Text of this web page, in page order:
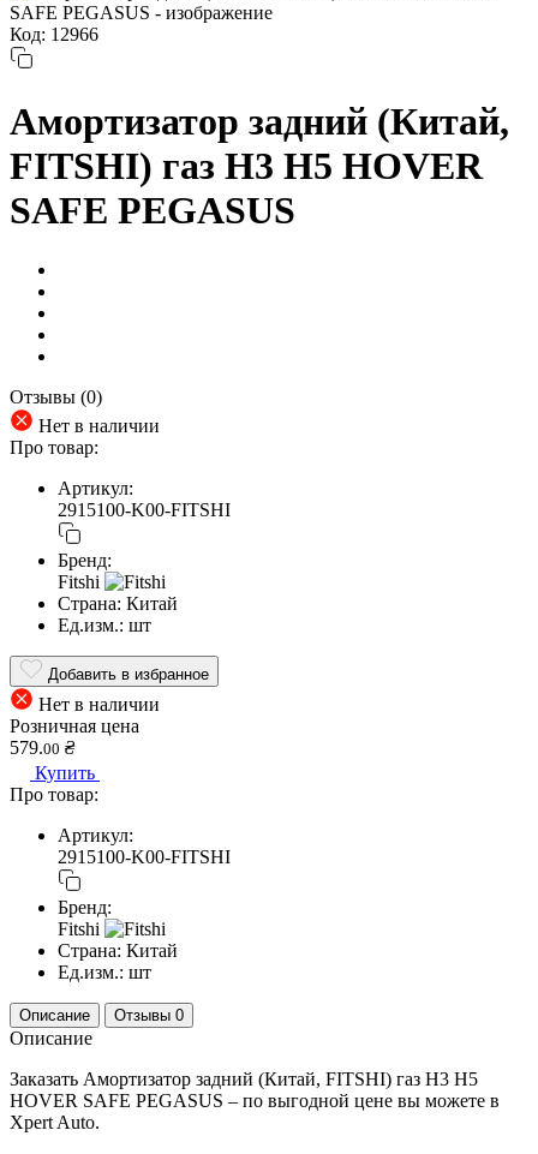
Код: 12966
Амортизатор задний (Китай,
FITSHI) газ H3 H5 HOVER
SAFE PEGASUS
Отзывы (0)
Нет в наличии
Про товар:
Артикул:
2915100-K00-FITSHI
Бренд:
Fitshi
Страна: Китай
Ед.изм.: шт
Добавить в избранное
Нет в наличии
Розничная цена
579.00 ₴
Купить
Про товар:
Артикул:
2915100-K00-FITSHI
Бренд:
Fitshi
Страна: Китай
Ед.изм.: шт
Описание Отзывы 0
Описание
Заказать Амортизатор задний (Китай, FITSHI) газ H3 H5
HOVER SAFE PEGASUS – по выгодной цене вы можете в
Xpert Auto.